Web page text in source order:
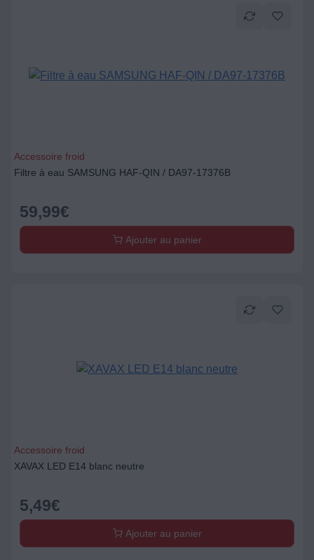
Accessoire froid
Filtre à eau SAMSUNG HAF-QIN / DA97-17376B
59,99€
Ajouter au panier
Accessoire froid
XAVAX LED E14 blanc neutre
5,49€
Ajouter au panier